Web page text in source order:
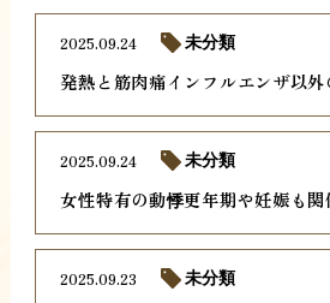
発熱と筋肉痛インフルエンザ以
2025.09.24 未分類
女性特有の動悸更年期や妊娠も関
2025.09.24 未分類
2025.09.23 未分類